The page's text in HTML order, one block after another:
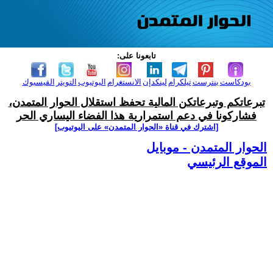
تابعونا على:
الفيسبوك التويتر اليوتيوب الانستغرام لينكدإن تيلكرامبنترست بودكاست
تبرعاتكم وتبرعاتكن المالية تحفظ استقلال الحوار المتمدن،
فشاركونا في دعم استمرارية هذا الفضاء اليساري الحر
[اشترك في قناة ‫«الحوار المتمدن» على اليوتيوب]
الحوار المتمدن - موبايل
الموقع الرئيسي